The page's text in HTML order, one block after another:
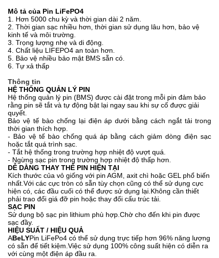
Mô tả của Pin LiFePO4
1. Hơn 5000 chu kỳ và thời gian dài 2 năm.
2. Thời gian sạc nhiều hơn, thời gian sử dụng lâu hơn, bảo vệ
kinh tế và môi trường.
3. Trọng lượng nhẹ và di động.
4. Chất liệu LIFEPO4 an toàn hơn.
5. Bảo vệ nhiều bảo mật BMS sẵn có.
6. Tự xả thấp
Thông tin
HỆ THỐNG QUẢN LÝ PIN
Hệ thống quản lý pin (BMS) được cài đặt trong mỗi pin đảm bảo
rằng pin sẽ tắt và tự động bật lại ngay sau khi sự cố được giải
quyết.
Bảo vệ tế bào chống lại điện áp dưới bằng cách ngắt tải trong
thời gian thích hợp.
- Bảo vệ tế bào chống quá áp bằng cách giảm dòng điện sạc
hoặc tắt quá trình sạc.
- Tắt hệ thống trong trường hợp nhiệt độ vượt quá.
- Ngừng sạc pin trong trường hợp nhiệt độ thấp hơn.
DỄ DÀNG THAY THẾ PIN HIỆN TẠI
Kích thước của vỏ giống với pin AGM, axit chì hoặc GEL phổ biến
nhất.Với các cực tròn có sẵn tùy chọn cũng có thể sử dụng cực
hiện có, các đầu cuối có thể được sử dụng lại.Không cần thiết
phải trao đổi giá đỡ pin hoặc thay đổi cấu trúc tải.
SẠC PIN
Sử dụng bộ sạc pin lithium phù hợp.Chờ cho đến khi pin được
sạc đầy.
HIỆU SUẤT / HIỆU QUẢ
ABeLYPin LiFePo4 có thể sử dụng trực tiếp hơn 96% năng lượng
có sẵn để tiết kiệm.Việc sử dụng 100% công suất hiện có diễn ra
với cùng một điện áp đầu ra.